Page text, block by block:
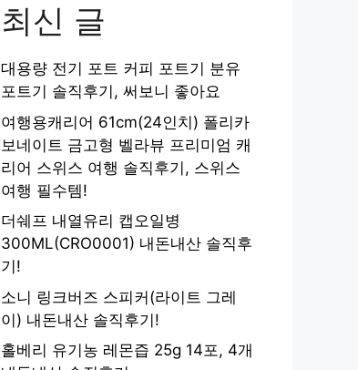
최신 글
대용량 전기 포트 커피 포트기 분유
포트기 솔직후기, 써보니 좋아요
여행용캐리어 61cm(24인치) 폴리카
보네이트 금고형 벨라뷰 프리미엄 캐
리어 스위스 여행 솔직후기, 스위스
여행 필수템!
더쉐프 내열유리 캡오일병
300ML(CRO0001) 내돈내산 솔직후
기!
소니 링크버즈 스피커(라이트 그레
이) 내돈내산 솔직후기!
홀베리 유기농 레몬즙 25g 14포, 4개